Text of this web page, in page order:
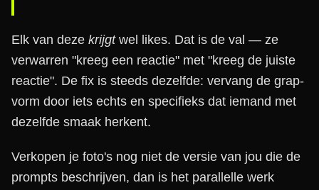
Elk van deze krijgtwel likes. Dat is de val — ze
verwarren "kreeg een reactie" met "kreeg de juiste
reactie". De fix is steeds dezelfde: vervang de grap-
vorm door iets echts en specifieks dat iemand met
dezelfde smaak herkent.
Verkopen je foto's nog niet de versie van jou die de
prompts beschrijven, dan is het parallelle werk